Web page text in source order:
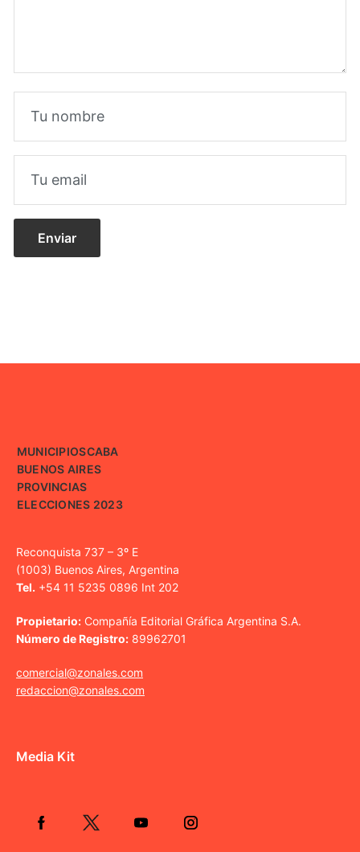
MUNICIPIOSCABA
BUENOS AIRES
PROVINCIAS
ELECCIONES 2023
Reconquista 737 – 3º E
(1003) Buenos Aires, Argentina
Tel. +54 11 5235 0896 Int 202
Propietario: Compañía Editorial Gráfica Argentina S.A.
Número de Registro: 89962701
comercial@zonales.com
redaccion@zonales.com
Media Kit